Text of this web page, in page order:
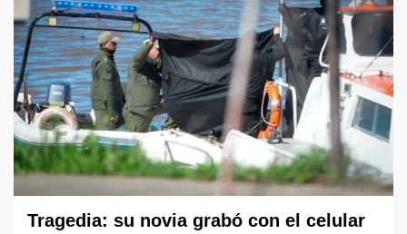
Tragedia: su novia grabó con el celular